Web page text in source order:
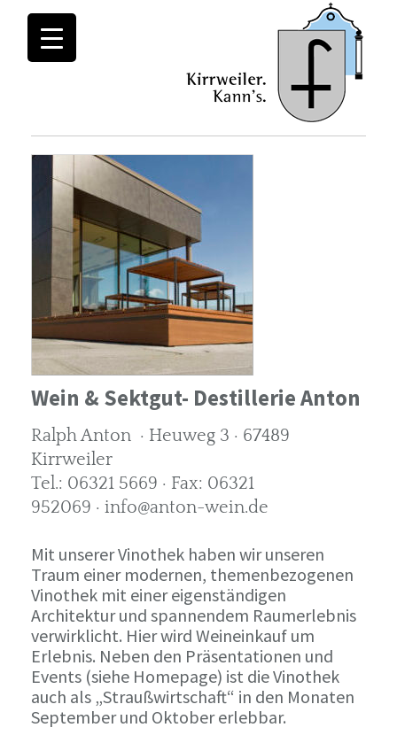
Wein & Sektgut- Destillerie Anton
Ralph Anton · Heuweg 3 · 67489
Kirrweiler
Tel.: 06321 5669 · Fax: 06321
952069 · info@anton-wein.de
Mit unserer Vinothek haben wir unseren
Traum einer modernen, themenbezogenen
Vinothek mit einer eigenständigen
Architektur und spannendem Raumerlebnis
verwirklicht. Hier wird Weineinkauf um
Erlebnis. Neben den Präsentationen und
Events (siehe Homepage) ist die Vinothek
auch als „Straußwirtschaft“ in den Monaten
September und Oktober erlebbar.